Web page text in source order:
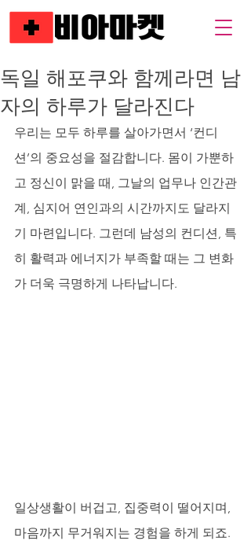
독일 해포쿠와 함께라면 남
자의 하루가 달라진다
우리는 모두 하루를 살아가면서 ‘컨디
션’의 중요성을 절감합니다. 몸이 가뿐하
고 정신이 맑을 때, 그날의 업무나 인간관
계, 심지어 연인과의 시간까지도 달라지
기 마련입니다. 그런데 남성의 컨디션, 특
히 활력과 에너지가 부족할 때는 그 변화
가 더욱 극명하게 나타납니다.
일상생활이 버겁고, 집중력이 떨어지며,
마음까지 무거워지는 경험을 하게 되죠.